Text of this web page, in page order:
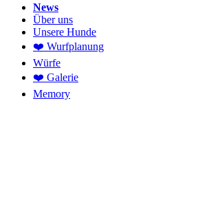
News
Über uns
Unsere Hunde
❤️ Wurfplanung
Würfe
❤️ Galerie
Memory